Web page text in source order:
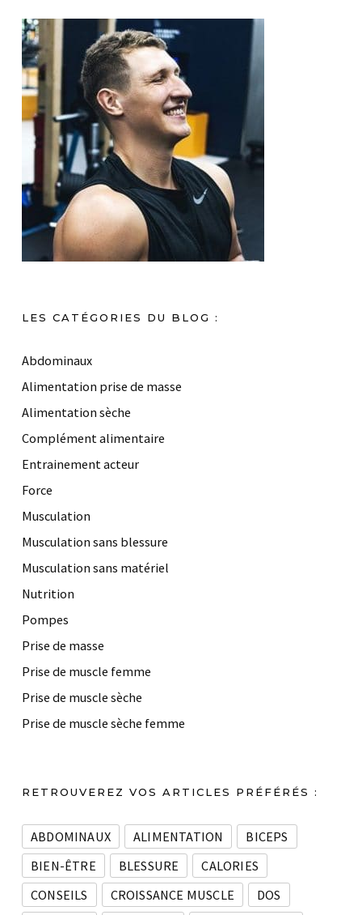
LES CATÉGORIES DU BLOG :
Abdominaux
Alimentation prise de masse
Alimentation sèche
Complément alimentaire
Entrainement acteur
Force
Musculation
Musculation sans blessure
Musculation sans matériel
Nutrition
Pompes
Prise de masse
Prise de muscle femme
Prise de muscle sèche
Prise de muscle sèche femme
RETROUVEREZ VOS ARTICLES PRÉFÉRÉS :
ABDOMINAUX ALIMENTATION
BICEPS
BIEN-ÊTRE
BLESSURE
CALORIES
CONSEILS
CROISSANCE MUSCLE
DOS